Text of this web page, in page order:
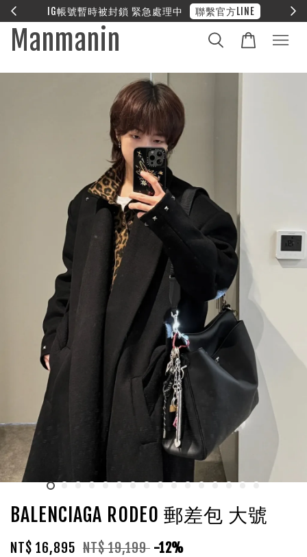
❤︎ 全館滿兩萬享免運
Manmanin
BALENCIAGA RODEO 郵差包 大號
NT$ 16,895 NT$ 19,199 -12%